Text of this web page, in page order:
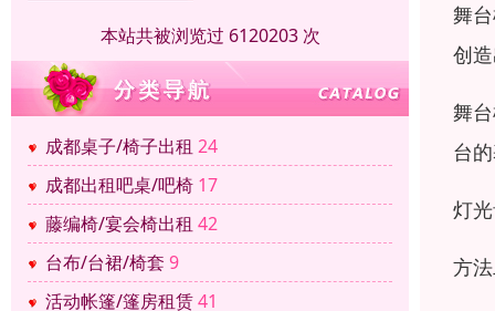
本站共被浏览过 6120203 次
成都桌子/椅子出租 24
成都出租吧桌/吧椅 17
藤编椅/宴会椅出租 42
台布/台裙/椅套 9
活动帐篷/篷房租赁41
舞
创
舞
台
灯
方